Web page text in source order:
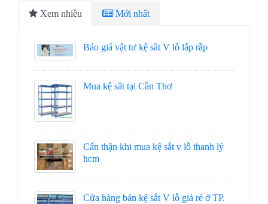
Xem nhiều Mới nhất
Báo giá vật tư kệ sắt V lỗ lắp rắp
Mua kệ sắt tại Cần Thơ
Cẩn thận khi mua kệ sắt v lỗ thanh lý
hcm
Cửa hàng bán kệ sắt V lỗ giá rẻ ở TP.